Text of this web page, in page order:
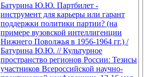
Батурина Ю.Ю. Партбилет -
инструмент для карьеры или гарант
поддержки политики партии? (на
примере вузовской интеллигенции
Нижнего Поволжья в 1956-1964 гг.) /
Батурина Ю.Ю. // Культурное
пространство регионов России: Тезисы
участников Всероссийской научно-